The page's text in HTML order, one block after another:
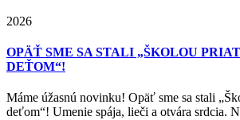
2026
OPÄŤ SME SA STALI „ŠKOLOU
DEŤOM“!
Máme úžasnú novinku! Opäť sme sa stali
deťom“! Umenie spája, lieči a otvára srdcia.